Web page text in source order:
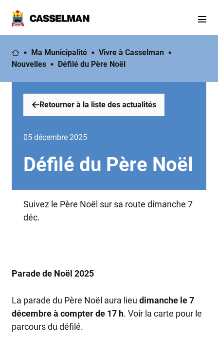
Ma Municipalité
Vivre à Casselman
Nouvelles
Défilé du Père Noël
Retourner à la liste des actualités
05 décembre 2025
Défilé du Père Noël
Suivez le Père Noël sur sa route dimanche 7
déc.
Parade de Noël 2025
La parade du Père Noël aura lieu dimanche le 7
décembre à compter de 17 h. Voir la carte pour le
parcours du défilé.